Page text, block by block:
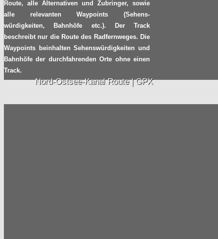
Route, alle Alternativen und Zubringer, sowie
alle relevanten Waypoints (Sehens-
würdigkeiten, Bahnhöfe etc.). Der Track
beschreibt nur die Route des Radfernweges. Die
Waypoints beinhalten Sehenswürdigkeiten und
Bahnhöfe der durchfahrenden Orte ohne einen
Track.
Nord-Ostsee-Kanal Route | GPX